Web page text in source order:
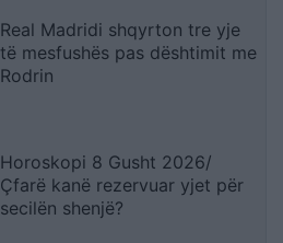
Real Madridi shqyrton tre yje
të mesfushës pas dështimit me
Rodrin
Horoskopi 8 Gusht 2026/
Çfarë kanë rezervuar yjet për
secilën shenjë?